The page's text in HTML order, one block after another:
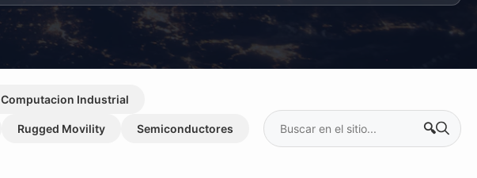
Computacion Industrial
Rugged Movility Semiconductores
Buscar: